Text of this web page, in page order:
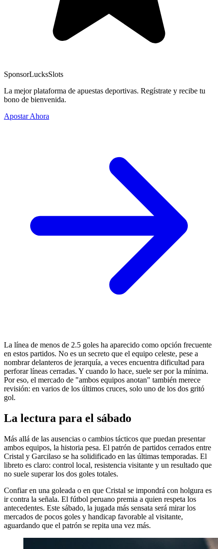
SponsorLucksSlots
La mejor plataforma de apuestas deportivas. Regístrate y recibe tu
bono de bienvenida.
Apostar Ahora
La línea de menos de 2.5 goles ha aparecido como opción frecuente
en estos partidos. No es un secreto que el equipo celeste, pese a
nombrar delanteros de jerarquía, a veces encuentra dificultad para
perforar líneas cerradas. Y cuando lo hace, suele ser por la mínima.
Por eso, el mercado de "ambos equipos anotan" también merece
revisión: en varios de los últimos cruces, solo uno de los dos gritó
gol.
La lectura para el sábado
Más allá de las ausencias o cambios tácticos que puedan presentar
ambos equipos, la historia pesa. El patrón de partidos cerrados entre
Cristal y Garcilaso se ha solidificado en las últimas temporadas. El
libreto es claro: control local, resistencia visitante y un resultado que
no suele superar los dos goles totales.
Confiar en una goleada o en que Cristal se impondrá con holgura es
ir contra la señala. El fútbol peruano premia a quien respeta los
antecedentes. Este sábado, la jugada más sensata será mirar los
mercados de pocos goles y handicap favorable al visitante,
aguardando que el patrón se repita una vez más.